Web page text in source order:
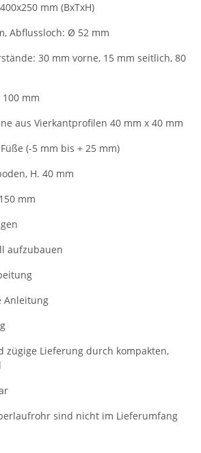
mm (BxTxH)
Abflussloch: Ø 52 mm
30 mm vorne, 15 mm seitlich, 80
mm
aus Vierkantprofilen 40 mm x 40 mm
(-5 mm bis + 25 mm)
H. 40 mm
mm
aufzubauen
Anleitung
zügige Lieferung durch kompakten,
sind nicht im Lieferumfang